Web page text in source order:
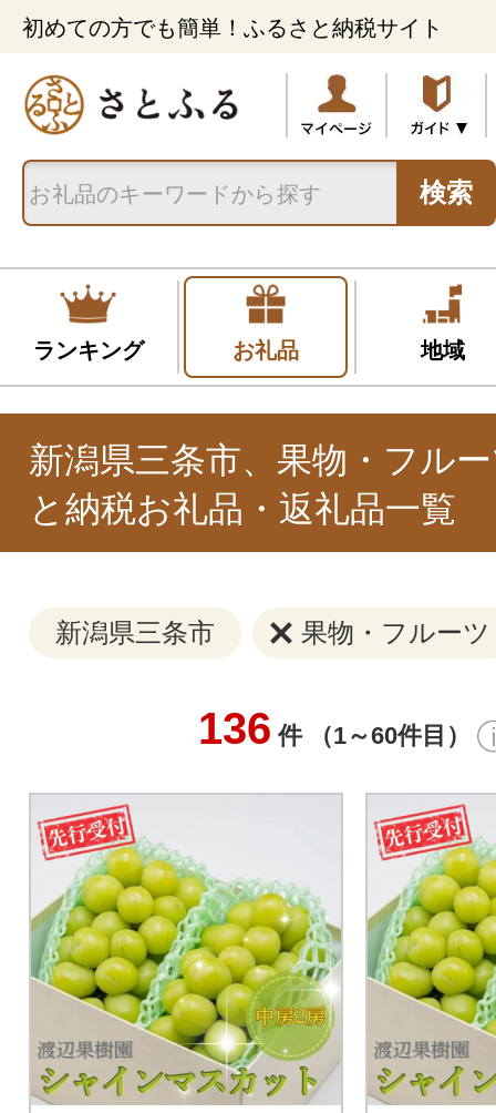
初めての方でも簡単！ふるさと納税サイト
検索
ランキング お礼品 地域
新潟県三条市、果物・フル
と納税お礼品・返礼品一覧
新潟県三条市 果物・フルーツ
136 件 （1～60件目）